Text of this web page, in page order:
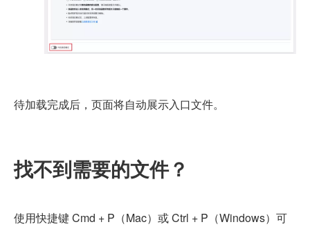
待加载完成后，页面将自动展示入口文件。
找不到需要的文件？
使用快捷键 Cmd + P（Mac）或 Ctrl + P（Windows）可